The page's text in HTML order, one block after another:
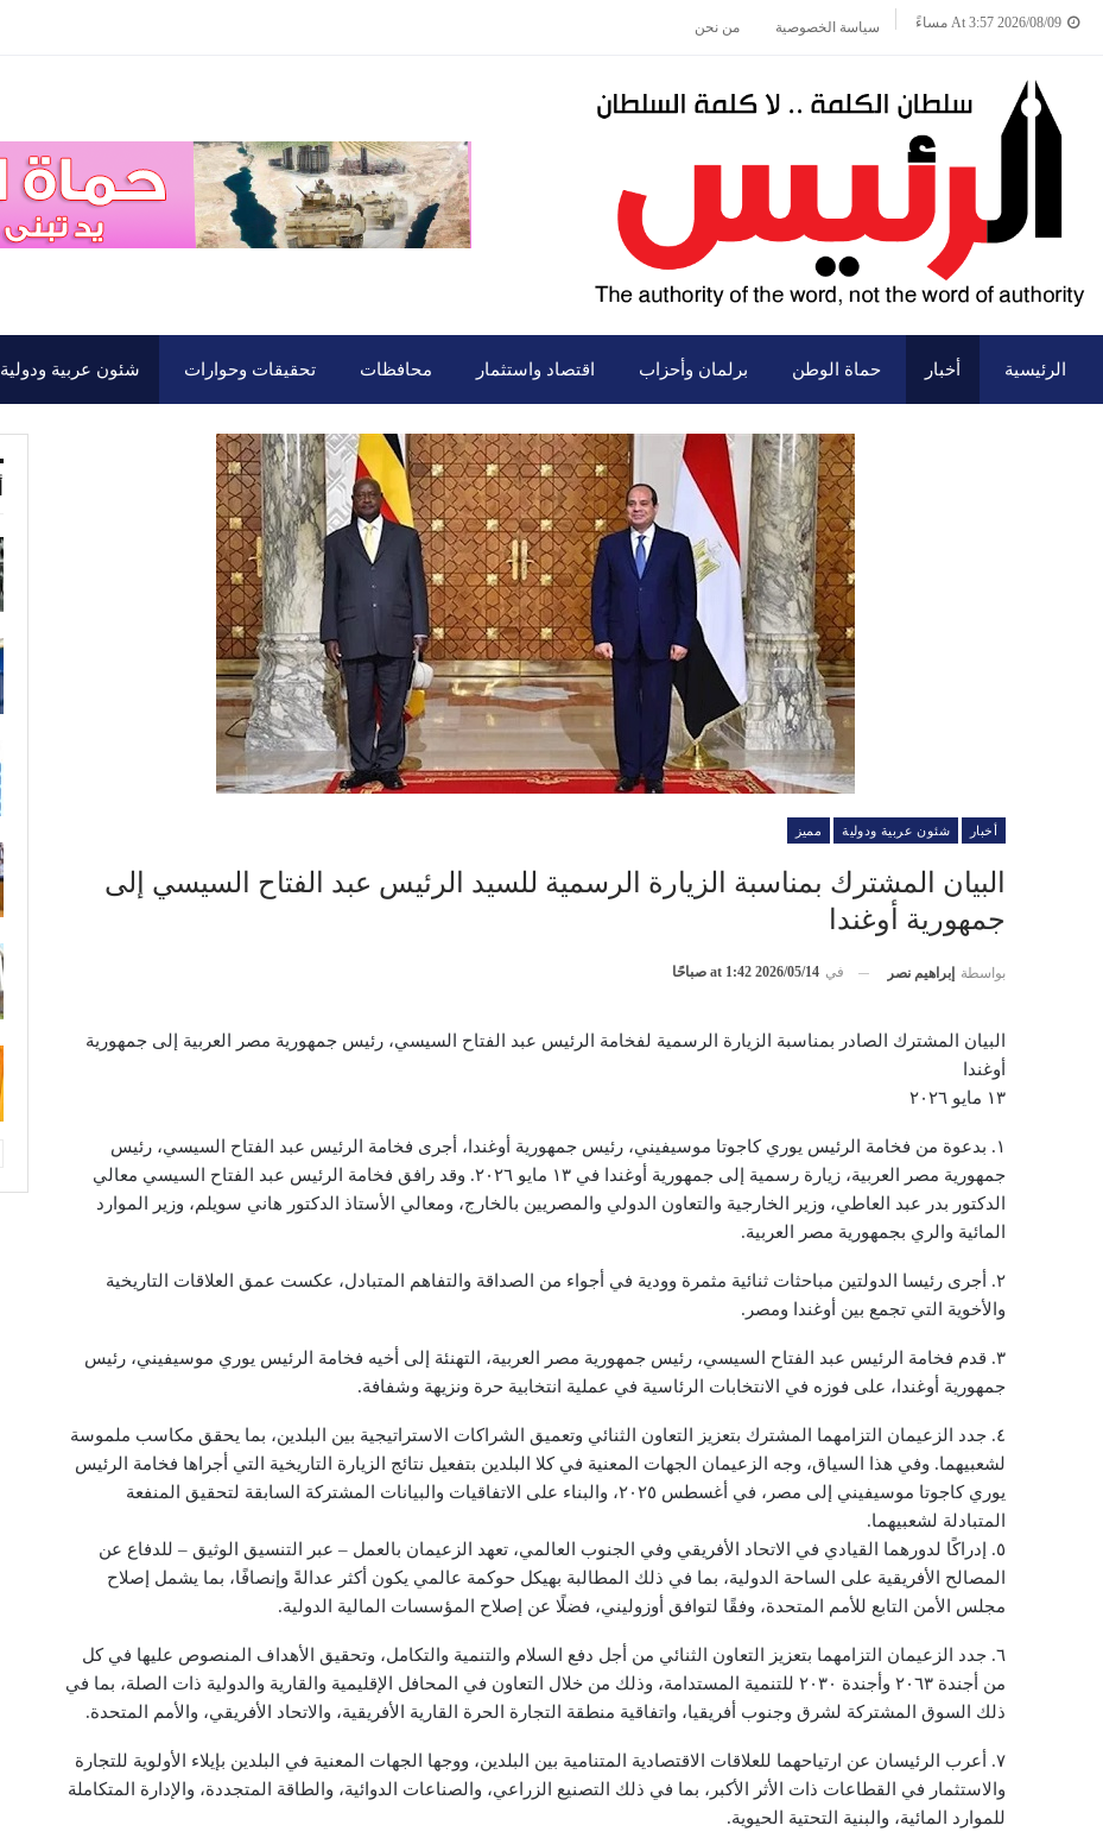
2026/08/09 At 3:57 مساءً سياسة الخصوصية من نحن
الرئيسية أخبار حماة الوطن برلمان وأحزاب اقتصاد واستثمار محافظات تحقيقات وحوارات شئون عربية ودولية
أخبار شئون عربية ودولية مميز
البيان المشترك بمناسبة الزيارة الرسمية للسيد الرئيس عبد الفتاح السيسي إلى
جمهورية أوغندا
بواسطة إبراهيم نصر في 2026/05/14 at 1:42 صباحًا
البيان المشترك الصادر بمناسبة الزيارة الرسمية لفخامة الرئيس عبد الفتاح السيسي، رئيس جمهورية مصر العربية إلى جمهورية
أوغندا
١٣ مايو ٢٠٢٦
١. بدعوة من فخامة الرئيس يوري كاجوتا موسيفيني، رئيس جمهورية أوغندا، أجرى فخامة الرئيس عبد الفتاح السيسي، رئيس
جمهورية مصر العربية، زيارة رسمية إلى جمهورية أوغندا في ١٣ مايو ٢٠٢٦. وقد رافق فخامة الرئيس عبد الفتاح السيسي معالي
الدكتور بدر عبد العاطي، وزير الخارجية والتعاون الدولي والمصريين بالخارج، ومعالي الأستاذ الدكتور هاني سويلم، وزير الموارد
المائية والري بجمهورية مصر العربية.
٢. أجرى رئيسا الدولتين مباحثات ثنائية مثمرة وودية في أجواء من الصداقة والتفاهم المتبادل، عكست عمق العلاقات التاريخية
والأخوية التي تجمع بين أوغندا ومصر.
٣. قدم فخامة الرئيس عبد الفتاح السيسي، رئيس جمهورية مصر العربية، التهنئة إلى أخيه فخامة الرئيس يوري موسيفيني، رئيس
جمهورية أوغندا، على فوزه في الانتخابات الرئاسية في عملية انتخابية حرة ونزيهة وشفافة.
٤. جدد الزعيمان التزامهما المشترك بتعزيز التعاون الثنائي وتعميق الشراكات الاستراتيجية بين البلدين، بما يحقق مكاسب ملموسة
لشعبيهما. وفي هذا السياق، وجه الزعيمان الجهات المعنية في كلا البلدين بتفعيل نتائج الزيارة التاريخية التي أجراها فخامة الرئيس
يوري كاجوتا موسيفيني إلى مصر، في أغسطس ٢٠٢٥، والبناء على الاتفاقيات والبيانات المشتركة السابقة لتحقيق المنفعة
المتبادلة لشعبيهما.
٥. إدراكًا لدورهما القيادي في الاتحاد الأفريقي وفي الجنوب العالمي، تعهد الزعيمان بالعمل – عبر التنسيق الوثيق – للدفاع عن
المصالح الأفريقية على الساحة الدولية، بما في ذلك المطالبة بهيكل حوكمة عالمي يكون أكثر عدالةً وإنصافًا، بما يشمل إصلاح
مجلس الأمن التابع للأمم المتحدة، وفقًا لتوافق أوزوليني، فضلًا عن إصلاح المؤسسات المالية الدولية.
٦. جدد الزعيمان التزامهما بتعزيز التعاون الثنائي من أجل دفع السلام والتنمية والتكامل، وتحقيق الأهداف المنصوص عليها في كل
من أجندة ٢٠٦٣ وأجندة ٢٠٣٠ للتنمية المستدامة، وذلك من خلال التعاون في المحافل الإقليمية والقارية والدولية ذات الصلة، بما في
ذلك السوق المشتركة لشرق وجنوب أفريقيا، واتفاقية منطقة التجارة الحرة القارية الأفريقية، والاتحاد الأفريقي، والأمم المتحدة.
٧. أعرب الرئيسان عن ارتياحهما للعلاقات الاقتصادية المتنامية بين البلدين، ووجها الجهات المعنية في البلدين بإيلاء الأولوية للتجارة
والاستثمار في القطاعات ذات الأثر الأكبر، بما في ذلك التصنيع الزراعي، والصناعات الدوائية، والطاقة المتجددة، والإدارة المتكاملة
للموارد المائية، والبنية التحتية الحيوية.